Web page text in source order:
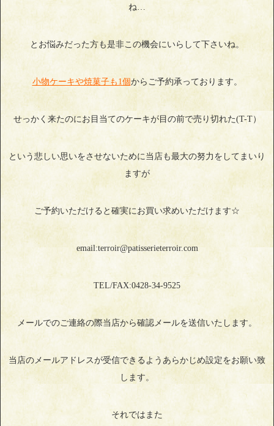
ね…
とお悩みだった方も是非この機会にいらして下さいね。
小物ケーキや焼菓子も1個からご予約承っております。
せっかく来たのにお目当てのケーキが目の前で売り切れた(T-T）
という悲しい思いをさせないために当店も最大の努力をしてまいり
ますが
ご予約いただけると確実にお買い求めいただけます☆
email:terroir@patisserieterroir.com
TEL/FAX:0428-34-9525
メールでのご連絡の際当店から確認メールを送信いたします。
当店のメールアドレスが受信できるようあらかじめ設定をお願い致
します。
それではまた